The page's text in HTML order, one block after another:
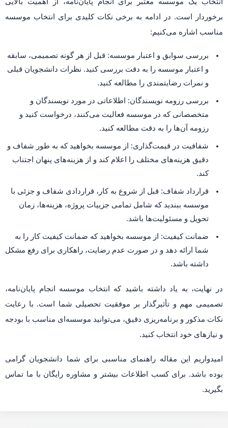
برخوردار است. در ادامه به برخی نکات کلیدی برای انتخاب موسسه
مناسب اشاره می‌کنیم:
بررسی سوابق و اعتبار موسسه: قبل از هر گونه تصمیمی، سابقه
و اعتبار موسسه را به دقت بررسی کنید. نظرات دانشجویان قبلی
و نمرات رضایتمندی را مطالعه کنید.
بررسی رزومه نویسندگان: اطلاعاتی در مورد نویسندگان و
متخصصانی که در موسسه فعالیت می‌کنند، درخواست کنید و
رزومه آن‌ها را به دقت مطالعه کنید.
شفافیت در قیمت‌گذاری: از موسسه بخواهید که به طور شفاف و
دقیق هزینه‌های مختلف را اعلام کند و از هزینه‌های پنهان اجتناب
کند.
قرارداد شفاف: قبل از شروع به کار، قراردادی شفاف و جزئی با
موسسه ببندید که شامل تمامی جزییات پروژه، هزینه‌ها، زمان
تحویل و مسئولیت‌ها باشد.
ضمانت کیفیت: از موسسه بخواهید که ضمانت کیفیت کار را به
شما ارائه دهد و در صورت عدم رضایت، راهکاری برای رفع مشکل
داشته باشد.
در نهایت، به یاد داشته باشید که انتخاب موسسه انجام پایان‌نامه،
تصمیمی مهم و تأثیرگذار بر موفقیت تحصیلی شما است. با رعایت
نکات مذکور و برنامه‌ریزی دقیق، می‌توانید موسسه‌ای مناسب با بودجه
و نیازهای خود انتخاب کنید.
امیدواریم این مقاله راهنمای مناسبی برای شما دانشجویان گرامی
بوده باشد. برای کسب اطلاعات بیشتر و مشاوره رایگان با ما تماس
بگیرید.